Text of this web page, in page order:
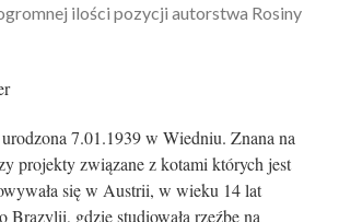
ilości pozycji autorstwa Rosiny
7.01.1939 w Wiedniu. Znana na
projekty związane z kotami których jest
się w Austrii, w wieku 14 lat
Brazylii, gdzie studiowała rzeźbę na